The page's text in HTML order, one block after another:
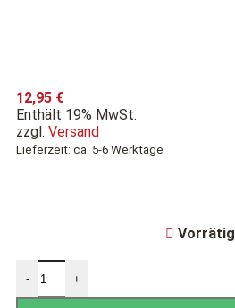
12,95 €
Enthält 19% MwSt.
zzgl. Versand
Lieferzeit: ca. 5-6 Werktage
Vorrätig
- +